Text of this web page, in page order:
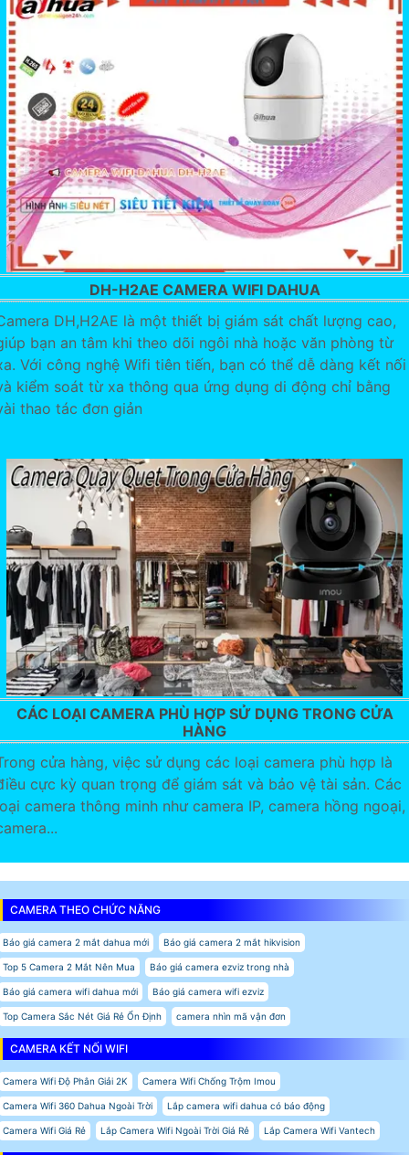
DH-H2AE CAMERA WIFI DAHUA
DH,H2AE là một thiết bị giám sát chất lượng cao,
bạn an tâm khi theo dõi ngôi nhà hoặc văn phòng từ
Với công nghệ Wifi tiên tiến, bạn có thể dễ dàng kết nối
kiểm soát từ xa thông qua ứng dụng di động chỉ bằng
thao tác đơn giản
CÁC LOẠI CAMERA PHÙ HỢP SỬ DỤNG TRONG CỬA
HÀNG
cửa hàng, việc sử dụng các loại camera phù hợp là
cực kỳ quan trọng để giám sát và bảo vệ tài sản. Các
camera thông minh như camera IP, camera hồng ngoại,
CAMERA THEO CHỨC NĂNG
Báo giá camera 2 mắt dahua mới Báo giá camera 2 mắt hikvision
Top 5 Camera 2 Mắt Nên Mua Báo giá camera ezviz trong nhà
Báo giá camera wifi dahua mới Báo giá camera wifi ezviz
Top Camera Sắc Nét Giá Rẻ Ổn Định camera nhìn mã vận đơn
CAMERA KẾT NỐI WIFI
Camera Wifi Độ Phân Giải 2K Camera Wifi Chống Trộm Imou
Camera Wifi 360 Dahua Ngoài Trời Lắp camera wifi dahua có báo động
Camera Wifi Giá Rẻ Lắp Camera Wifi Ngoài Trời Giá Rẻ Lắp Camera Wifi Vantech